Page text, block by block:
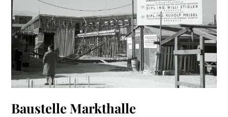
Baustelle Markthalle